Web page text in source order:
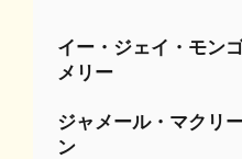
イー・ジェイ・モン
メリー
ジャメール・マクリ
ン